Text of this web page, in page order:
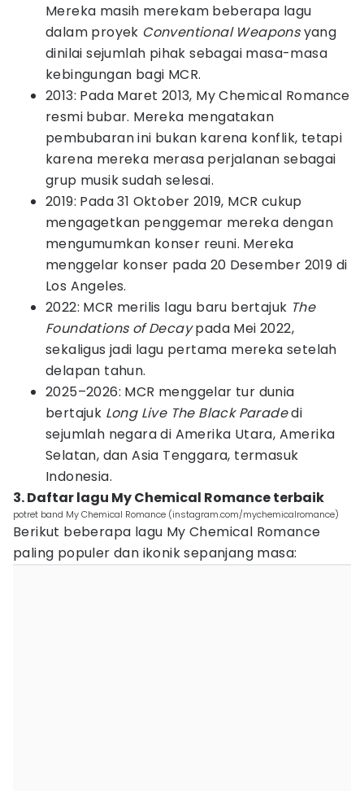
Mereka masih merekam beberapa lagu
dalam proyek Conventional Weaponsyang
dinilai sejumlah pihak sebagai masa-masa
kebingungan bagi MCR.
2013: Pada Maret 2013, My Chemical Romance
resmi bubar. Mereka mengatakan
pembubaran ini bukan karena konflik, tetapi
karena mereka merasa perjalanan sebagai
grup musik sudah selesai.
2019: Pada 31 Oktober 2019, MCR cukup
mengagetkan penggemar mereka dengan
mengumumkan konser reuni. Mereka
menggelar konser pada 20 Desember 2019 di
Los Angeles.
2022: MCR merilis lagu baru bertajuk The
Foundations of Decaypada Mei 2022,
sekaligus jadi lagu pertama mereka setelah
delapan tahun.
2025–2026: MCR menggelar tur dunia
bertajuk Long Live The Black Paradedi
sejumlah negara di Amerika Utara, Amerika
Selatan, dan Asia Tenggara, termasuk
Indonesia.
3. Daftar lagu My Chemical Romance terbaik
potret band My Chemical Romance (instagram.com/mychemicalromance)
Berikut beberapa lagu My Chemical Romance
paling populer dan ikonik sepanjang masa: